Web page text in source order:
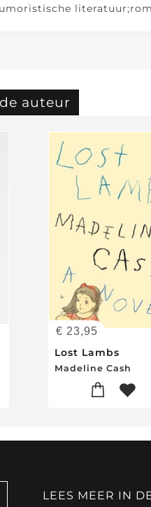
auteur
€ 23,95
Lost Lambs
Madeline Cash
LEES MEER IN